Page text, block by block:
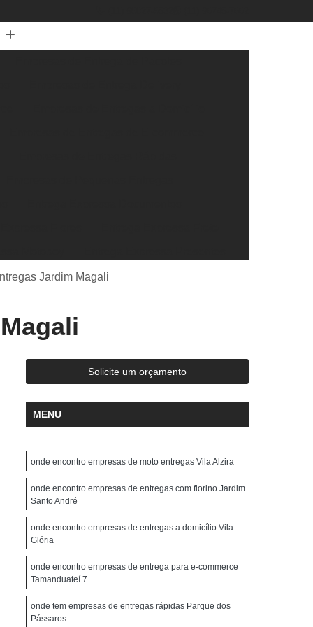
Transportadora
Entrega Rápida de Medicamentos
Medicamentos
Entrega Rápida Moto
Remédio
Entrega Rápida
de Medicamentos
Motoboy para Reconhecer Firma
Motoboy Que Faz Entrega
Serviço de Entrega com Fiorino
Serviço de Entrega de Encomendas
Serviço de Entrega de Motoboy
Serviço de Entrega Encomendas
Fiorino
Serviço de Entrega Motoboy
Jardim Magali
Solicite um orçamento
MENU
onde encontro empresas de moto entregas Vila Alzira
onde encontro empresas de entregas com fiorino Jardim
Santo André
onde encontro empresas de entregas a domicílio Vila
Glória
onde encontro empresas de entrega para e-commerce
Tamanduateí 7
onde tem empresas de entregas rápidas Parque dos
Pássaros